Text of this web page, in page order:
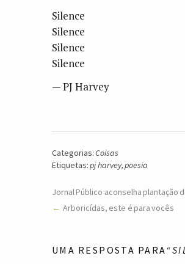
Silence
Silence
Silence
Silence
— PJ Harvey
Categorias:Coisas
Etiquetas:pj harvey,poesia
Jornal Público aconselha plantação
Arboricídas, este é para vocês
UMA RESPOSTA PARA